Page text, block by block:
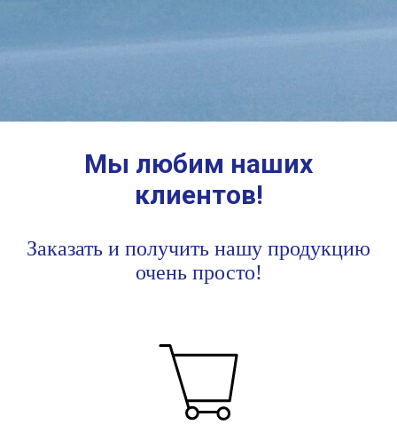
Мы любим наших
клиентов!
Заказать и получить нашу продукцию
очень просто!